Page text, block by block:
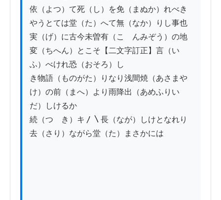
依（よつ）て死（し）を免（まぬか）れべき
やうとては堂（た）へて無（なか）りし事也
実（げ）に古今未曽有（こゝんみぞう）の地
変（ちへん）とこそ【二文字訂正】言（い
ふ）べけれ恐（おそろ）し
き物語（ものがた）りなり浅間焼（あさまや
け）の前（まへ）より雨降出（あめふりい
だ）しけるか
続（つゞき）キ〳〵長（なが）しけとなれり
去（さり）ながら堂（た）まさかには